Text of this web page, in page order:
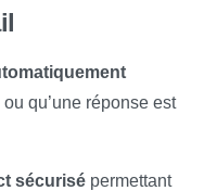
qu’une réponse est
sécurisé permettant